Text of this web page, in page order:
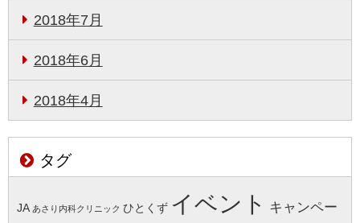
2018年7月
2018年6月
2018年4月
タグ
JA あさり内科クリニック ひとくず イベント
キャンペー